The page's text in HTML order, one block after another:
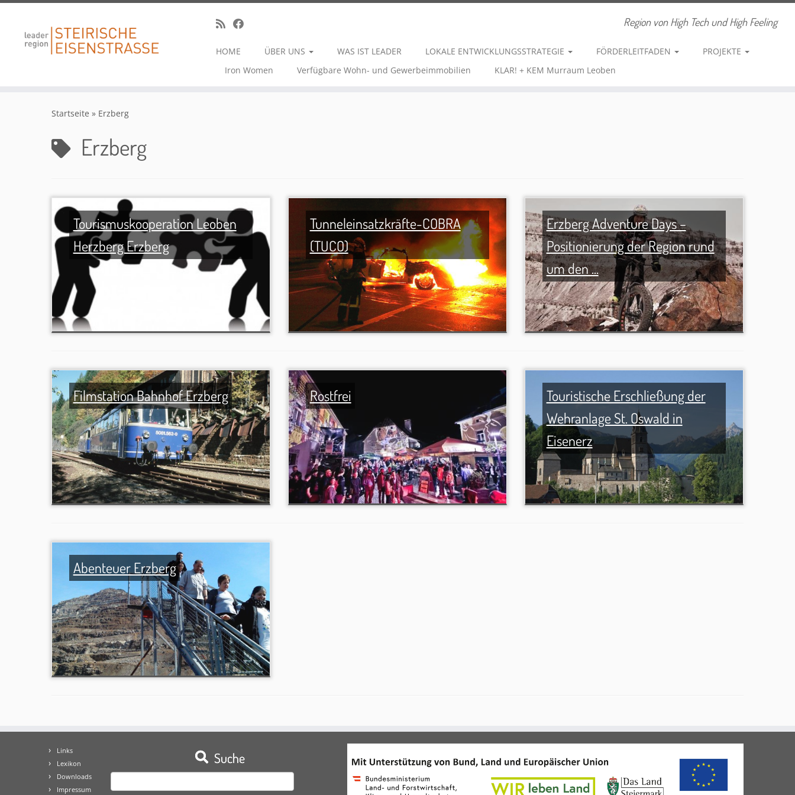
Region von High Tech und High Feeling
HOME ÜBER UNS WAS IST LEADER LOKALE ENTWICKLUNGSSTRATEGIE FÖRDERLEITFADEN
PROJEKTE
Iron Women
Verfügbare Wohn- und Gewerbeimmobilien KLAR! + KEM Murraum Leoben
Startseite » Erzberg
Erzberg
Tourismuskooperation Leoben
Herzberg Erzberg
Tunneleinsatzkräfte-COBRA
(TUCO)
Erzberg Adventure Days –
Positionierung der Region rund
um den ...
Filmstation Bahnhof Erzberg Rostfrei
Touristische Erschließung der
Wehranlage St. Oswald in
Eisenerz
Abenteuer Erzberg
Links
Lexikon
Downloads
Impressum
Suche
Suchen
nach: